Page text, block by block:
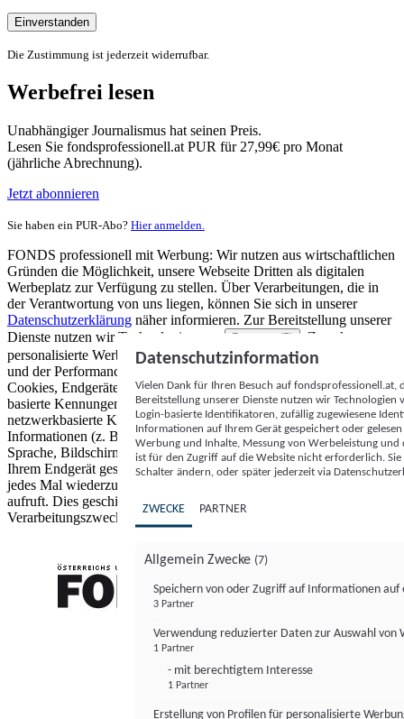
Einverstanden
Die Zustimmung ist jederzeit widerrufbar.
Werbefrei lesen
Unabhängiger Journalismus hat seinen Preis.
Lesen Sie fondsprofessionell.at PUR für 27,99€ pro Monat
(jährliche Abrechnung).
Jetzt abonnieren
Sie haben ein PUR-Abo? Hier anmelden.
FONDS professionell mit Werbung: Wir nutzen aus wirtschaftlichen
Gründen die Möglichkeit, unsere Webseite Dritten als digitalen
Werbeplatz zur Verfügung zu stellen. Über Verarbeitungen, die in
der Verantwortung von uns liegen, können Sie sich in unserer
Datenschutzerklärung näher informieren. Zur Bereitstellung unserer
Dienste nutzen wir Technologien von
Partnern (5)
. Zwecke:
personalisierte Werbung und Inhalte, Messung von Werbeleistung
und der Performance von Inhalten sowie Zielgruppenforschung.
Cookies, Endgeräte- oder ähnliche Online-Kennungen (z. B. login-
basierte Kennungen, zufällig generierte Kennungen,
netzwerkbasierte Kennungen) können zusammen mit anderen
Informationen (z. B. Browsertyp und Browserinformationen,
Sprache, Bildschirmgröße, unterstützte Technologien usw.) auf
Ihrem Endgerät gespeichert oder von dort ausgelesen werden, um es
jedes Mal wiederzuerkennen, wenn es eine App oder einer Webseite
aufruft. Dies geschieht für einen oder mehrere der hier aufgeführten
Verarbeitungszwecke.
Datenschutzinformation
Vielen Dank für Ihren Besuch auf
Bereitstellung unserer Dienste nutzen wir Technologien
Login-basierte Identifikatoren, zufällig zugewiesene
Informationen auf Ihrem Gerät gespeichert oder
Werbung und Inhalte, Messung von Werbeleistung
ist für den Zugriff auf die Website nicht erforderlich.
Schalter ändern, oder später jederzeit via
ZWECKE PARTNER
Allgemein Zwecke (7)
Speichern von oder Zugriff auf Informationen auf
3 Partner
Verwendung reduzierter Daten zur Auswahl von
1 Partner
- mit berechtigtem Interesse
1 Partner
Erstellung von Profilen für personalisierte
FONDS professionell